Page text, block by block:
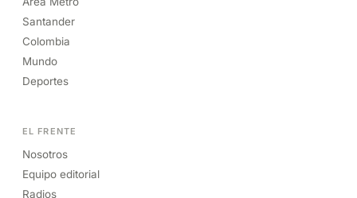
Santander
Colombia
Mundo
Deportes
EL FRENTE
Nosotros
Equipo editorial
Radios